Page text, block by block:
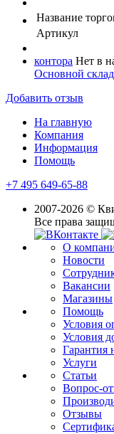
Название
Артикул
контора Нет в
Основной склад
Добавить отзыв
На главную
Компания
Информация
Помощь
+7 495 649-65-88
2007-2026 ©
Все права
О
Новости
Вакансии
Магазины
Помощь
Условия
Условия
Гарантия
Услуги
Статьи
Вопрос-
Отзывы